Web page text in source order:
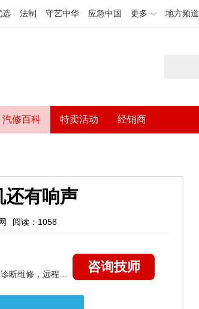
选 法制 守艺中华 应急中国 更多 地方频道
汽修百科 特卖活动 经销商
还有响声
阅读：1058
咨询技师